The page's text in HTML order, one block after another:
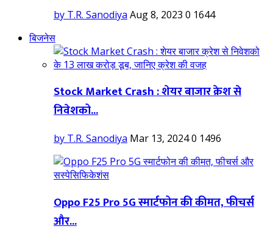
by T.R. Sanodiya Aug 8, 2023 0 1644
बिजनेस
Stock Market Crash : शेयर बाजार क्रेश से
निवेशको...
by T.R. Sanodiya Mar 13, 20240 1496
Oppo F25 Pro 5G स्मार्टफोन की कीमत, फीचर्स
और...